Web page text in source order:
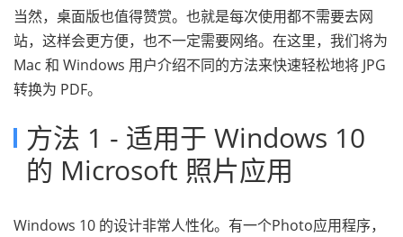
当然，桌面版也值得赞赏。也就是每次使用都不需要去网
站，这样会更方便，也不一定需要网络。在这里，我们将为
Mac 和 Windows 用户介绍不同的方法来快速轻松地将 JPG
转换为 PDF。
方法 1 - 适用于 Windows 10
的 Microsoft 照片应用
Windows 10 的设计非常人性化。有一个Photo应用程序，